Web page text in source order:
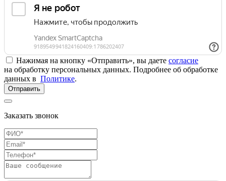
Нажимая на кнопку «Отправить», вы даете согласие
на обработку персональных данных. Подробнее об обработке
данных в Политике.
Отправить
Заказать звонок